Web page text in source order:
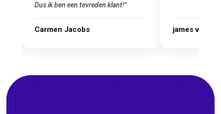
Dus ik ben een tevreden klant!"
Carmen Jacobs james van